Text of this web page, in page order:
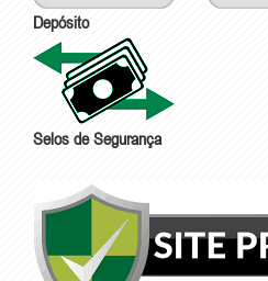
Depósito
Selos de Segurança